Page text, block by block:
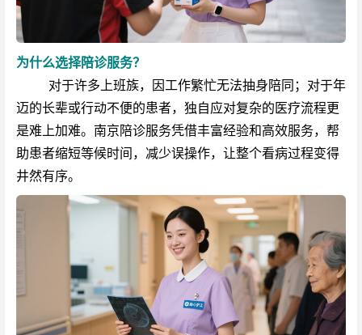
为什么选择陪诊服务？
对于许多上班族，因工作繁忙无法抽身陪同；对于年
迈的长辈或行动不便的患者，独自应对复杂的医疗流程更
是难上加难。南京陪诊服务凭借丰富经验和高效服务，帮
助患者缩短等候时间，减少误操作，让整个看病过程变得
井然有序。